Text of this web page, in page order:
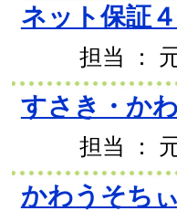
ネット保証
担当 ：
すさき・か
担当 ：
かわうそち